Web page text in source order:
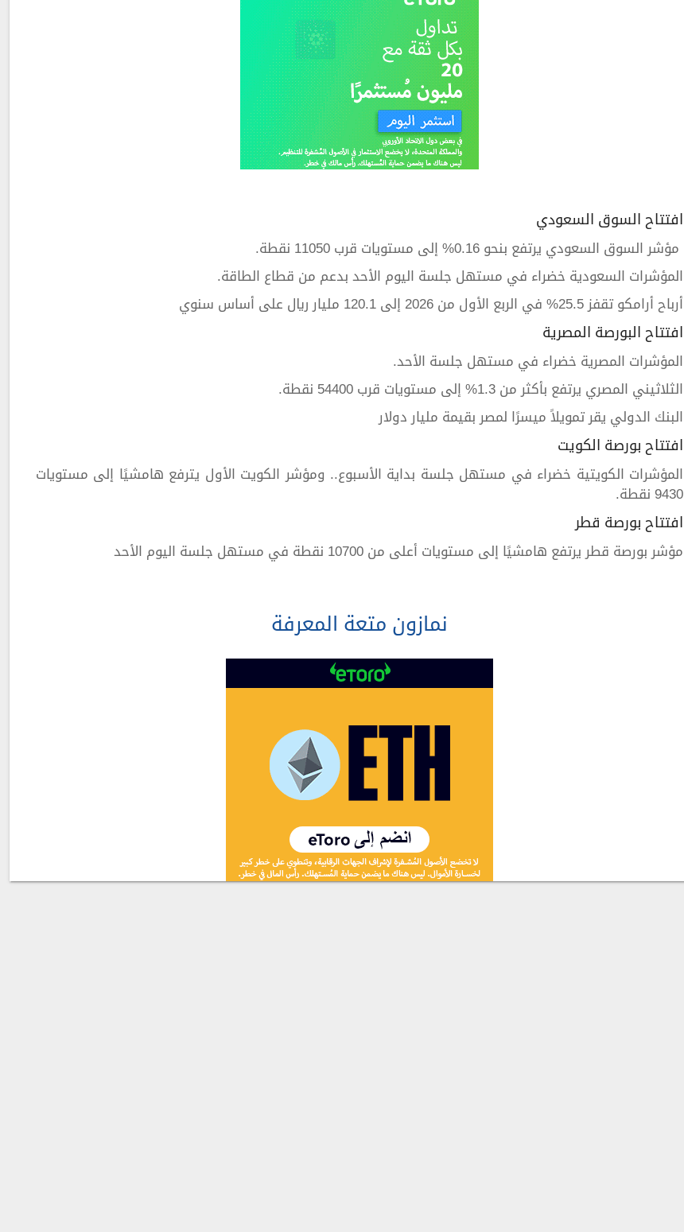
افتتاح السوق السعودي
مؤشر السوق السعودي يرتفع بنحو 0.16% إلى مستويات قرب 11050 نقطة.
المؤشرات السعودية خضراء في مستهل جلسة اليوم الأحد بدعم من قطاع الطاقة.
أرباح أرامكو تقفز 25.5% في الربع الأول من 2026 إلى 120.1 مليار ريال على أساس سنوي
افتتاح البورصة المصرية
المؤشرات المصرية خضراء في مستهل جلسة الأحد.
الثلاثيني المصري يرتفع بأكثر من 1.3% إلى مستويات قرب 54400 نقطة.
البنك الدولي يقر تمويلاً ميسرًا لمصر بقيمة مليار دولار
افتتاح بورصة الكويت
المؤشرات الكويتية خضراء في مستهل جلسة بداية الأسبوع.. ومؤشر الكويت الأول يترفع هامشيًا إلى مستويات
9430 نقطة.
افتتاح بورصة قطر
مؤشر بورصة قطر يرتفع هامشيًا إلى مستويات أعلى من 10700 نقطة في مستهل جلسة اليوم الأحد
نمازون متعة المعرفة